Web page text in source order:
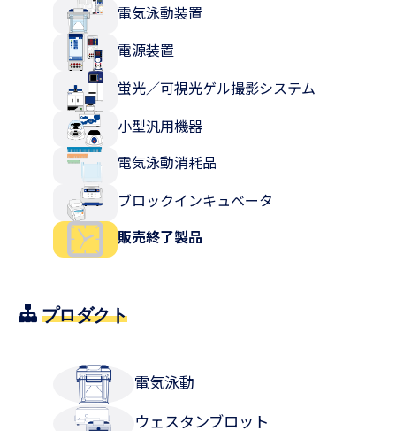
電気泳動装置
電源装置
蛍光／可視光ゲル撮影システム
小型汎用機器
電気泳動消耗品
ブロックインキュベータ
販売終了製品
プロダクト
電気泳動
ウェスタンブロット